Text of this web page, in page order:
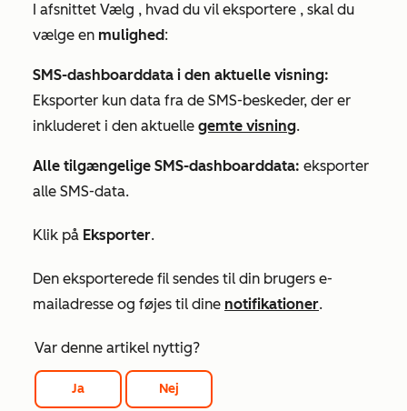
I afsnittet Vælg , hvad du vil eksportere , skal du
vælge en mulighed:
SMS-dashboarddata i den aktuelle visning:
Eksporter kun data fra de SMS-beskeder, der er
inkluderet i den aktuelle gemte visning.
Alle tilgængelige SMS-dashboarddata: eksporter
alle SMS-data.
Klik på Eksporter.
Den eksporterede fil sendes til din brugers e-
mailadresse og føjes til dine notifikationer.
Var denne artikel nyttig?
Ja Nej